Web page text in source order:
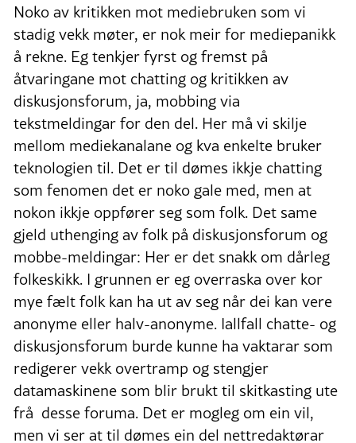
Noko av kritikken mot mediebruken som vi
stadig vekk møter, er nok meir for mediepanikk
å rekne. Eg tenkjer fyrst og fremst på
åtvaringane mot chatting og kritikken av
diskusjonsforum, ja, mobbing via
tekstmeldingar for den del. Her må vi skilje
mellom mediekanalane og kva enkelte bruker
teknologien til. Det er til dømes ikkje chatting
som fenomen det er noko gale med, men at
nokon ikkje oppfører seg som folk. Det same
gjeld uthenging av folk på diskusjonsforum og
mobbe-meldingar: Her er det snakk om dårleg
folkeskikk. I grunnen er eg overraska over kor
mye fælt folk kan ha ut av seg når dei kan vere
anonyme eller halv-anonyme. Iallfall chatte- og
diskusjonsforum burde kunne ha vaktarar som
redigerer vekk overtramp og stengjer
datamaskinene som blir brukt til skitkasting ute
frå desse foruma. Det er mogleg om ein vil,
men vi ser at til dømes ein del nettredaktørar